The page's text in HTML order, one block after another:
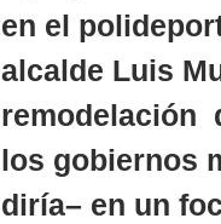
en el
alcalde Luis
remodelación
los gobiernos
diría– en un